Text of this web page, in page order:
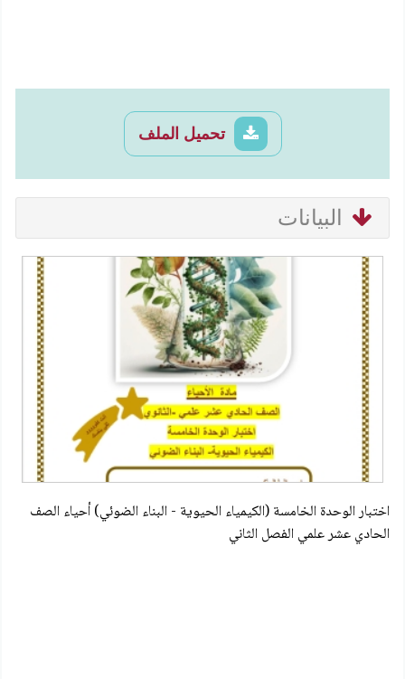
تحميل الملف
البيانات
اختبار الوحدة الخامسة (الكيمياء الحيوية - البناء الضوئي) أحياء الصف
الحادي عشر علمي الفصل الثاني